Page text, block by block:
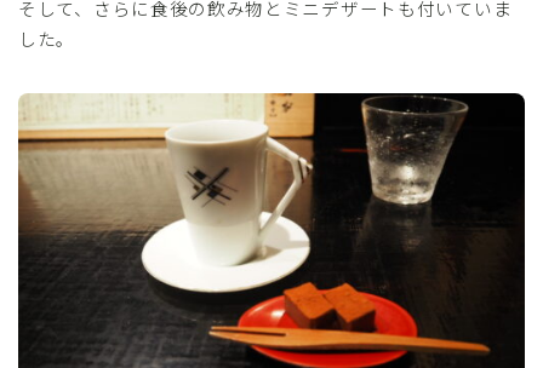
そして、さらに食後の飲み物とミニデザートも付いていま
した。